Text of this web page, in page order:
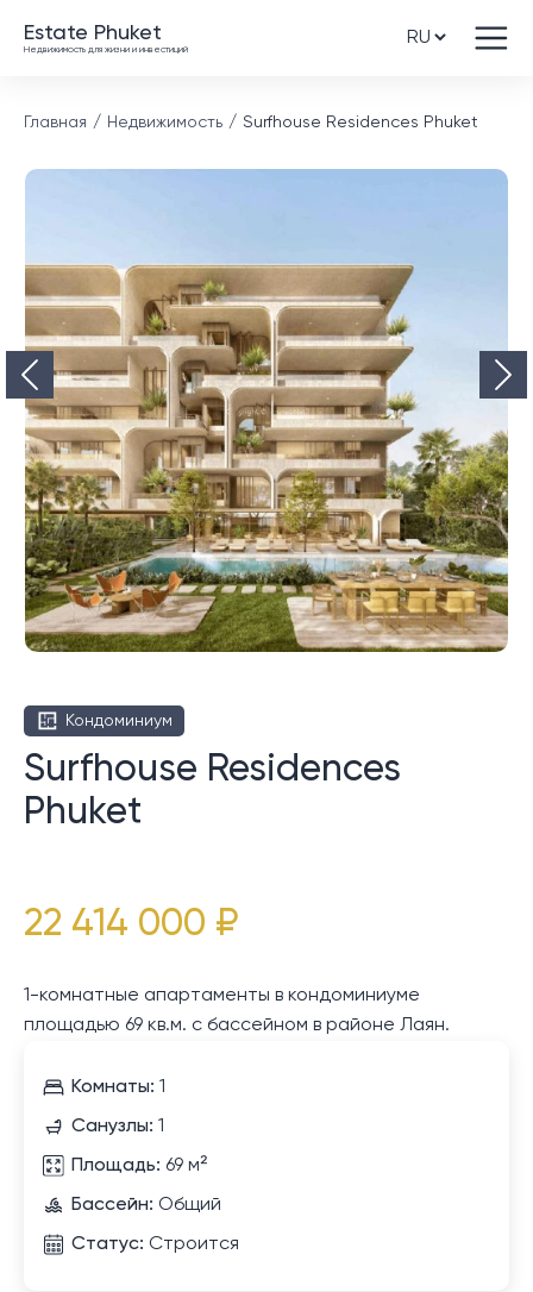
Estate Phuket
Недвижимость для жизни и инвестиций
Главная Недвижимость Surfhouse Residences Phuket
Кондоминиум
Surfhouse Residences
Phuket
22 414 000 ₽
1-комнатные апартаменты в кондоминиуме
площадью 69 кв.м. с бассейном в районе Лаян.
Комнаты: 1
Санузлы: 1
Площадь: 69 м²
Бассейн: Общий
Статус: Строится